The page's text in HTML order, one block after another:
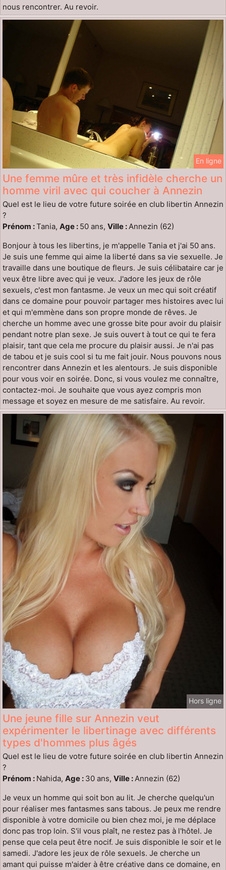
nous rencontrer. Au revoir.
En ligne
Une femme mûre et très infidèle cherche un
homme viril avec qui coucher à Annezin
Quel est le lieu de votre future soirée en club libertin Annezin
?
Prénom :Tania, Age : 50 ans, Ville :Annezin (62)
Bonjour à tous les libertins, je m'appelle Tania et j'ai 50 ans.
Je suis une femme qui aime la liberté dans sa vie sexuelle. Je
travaille dans une boutique de fleurs. Je suis célibataire car je
veux être libre avec qui je veux. J'adore les jeux de rôle
sexuels, c'est mon fantasme. Je veux un mec qui soit créatif
dans ce domaine pour pouvoir partager mes histoires avec lui
et qui m'emmène dans son propre monde de rêves. Je
cherche un homme avec une grosse bite pour avoir du plaisir
pendant notre plan sexe. Je suis ouvert à tout ce qui te fera
plaisir, tant que cela me procure du plaisir aussi. Je n'ai pas
de tabou et je suis cool si tu me fait jouir. Nous pouvons nous
rencontrer dans Annezin et les alentours. Je suis disponible
pour vous voir en soirée. Donc, si vous voulez me connaître,
contactez-moi. Je souhaite que vous ayez compris mon
message et soyez en mesure de me satisfaire. Au revoir.
Hors ligne
Une jeune fille sur Annezin veut
expérimenter le libertinage avec différents
types d'hommes plus âgés
Quel est le lieu de votre future soirée en club libertin Annezin
?
Prénom : Nahida, Age : 30 ans, Ville :Annezin (62)
Je veux un homme qui soit bon au lit. Je cherche quelqu'un
pour réaliser mes fantasmes sans tabous. Je peux me rendre
disponible à votre domicile ou bien chez moi, je me déplace
donc pas trop loin. S'il vous plaît, ne restez pas à l'hôtel. Je
pense que cela peut être nocif. Je suis disponible le soir et le
samedi. J'adore les jeux de rôle sexuels. Je cherche un
amant qui puisse m'aider à être créative dans ce domaine, en